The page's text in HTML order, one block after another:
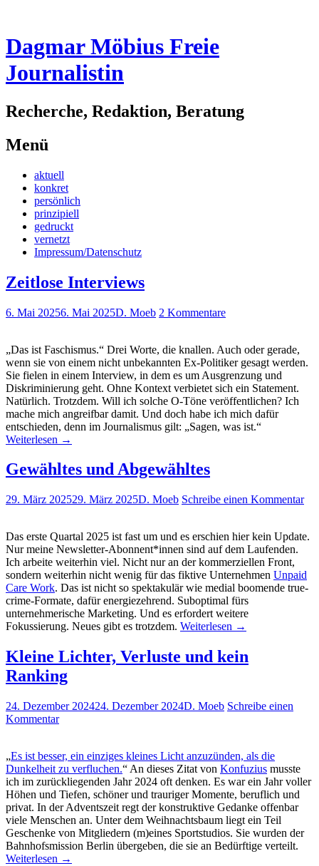
Dagmar Möbius Freie
Journalistin
Recherche, Redaktion, Beratung
Menü
Zum
Inhalt
springen
aktuell
konkret
persönlich
prinzipiell
gedruckt
vernetzt
Impressum/Datenschutz
Zeitlose Interviews
6. Mai 20256. Mai 2025D. Moeb 2 Kommentare
„Das ist Faschismus.“ Drei Worte, die knallen. Auch oder gerade,
wenn sie von einem nicht unbekannten Ex-Politiker gesagt werden.
Sie fielen in einem Interview, in dem es um Ausgrenzung und
Diskriminierung geht. Ohne Kontext verbietet sich ein Statement.
Natürlich. Trotzdem. Will ich solche O-Töne veröffentlichen? Ich
mache mich angreifbar damit. Und doch habe ich mich dafür
entschieden, denn im Journalismus gilt: „Sagen, was ist.“
Weiterlesen →
Gewähltes und Abgewähltes
29. März 202529. März 2025D. Moeb Schreibe einen Kommentar
Das erste Quartal 2025 ist fast um und es erschien hier kein Update.
Nur meine Newsletter-Abonnent*innen sind auf dem Laufenden.
Ich arbeite weiterhin viel. Nicht nur an der kommerziellen Front,
sondern weiterhin nicht wenig für das fiktive Unternehmen Unpaid
Care Work. Das ist nicht so spektakulär wie medial boomende true-
crime-Formate, dafür energiezehrend. Suboptimal fürs
unternehmerische Marketing. Und es erfordert weitere
Fokussierung. Neues gibt es trotzdem. Weiterlesen →
Kleine Lichter, Verluste und kein
Ranking
24. Dezember 202424. Dezember 2024D. Moeb Schreibe einen
Kommentar
„Es ist besser, ein einziges kleines Licht anzuzünden, als die
Dunkelheit zu verfluchen.“ An dieses Zitat von Konfuzius musste
ich im zurückliegenden Jahr 2024 oft denken. Es war ein Jahr voller
Höhen und Tiefen, schöner und trauriger Momente, beruflich und
privat. In der Adventszeit regt der konstruktive Gedanke offenbar
viele Menschen an. Unter dem Weihnachtsbaum liegt ein Teil
Geschenke von Mitgliedern (m)eines Sportstudios. Sie wurden der
Bahnhofsmission Berlin übergeben, die sie an Bedürftige verteilt.
Weiterlesen →